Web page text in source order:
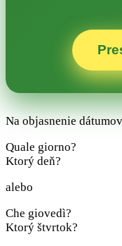
Na objasnenie
Quale giorno?
Ktorý deň?
alebo
Che giovedì?
Ktorý štvrtok?